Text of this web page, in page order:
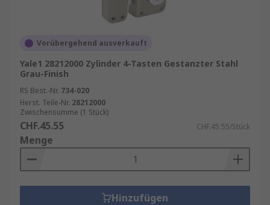
Vorübergehend ausverkauft
Yale1 28212000 Zylinder 4-Tasten Gestanzter Stahl
Grau-Finish
RS Best.-Nr. 734-020
Herst. Teile-Nr. 28212000
Zwischensumme (1 Stück)
CHF.45.55 CHF.45.55/Stück
Menge
Hinzufügen